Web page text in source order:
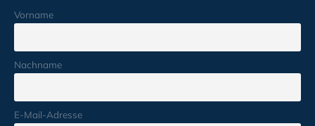
Vorname
Nachname
E-Mail-Adresse